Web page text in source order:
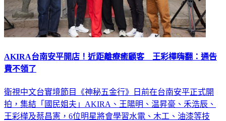
AKIRA台南安平開店！近距離療癒顧客 王彩樺嗨翻：通告
費不領了
衛視中文台實境節目《神秘五金行》日前在台南安平正式開
拍，集結「國民姐夫」AKIRA、王陽明、温昇豪、禾浩辰、
王彩樺及蔡昌憲，6位明星將會學習水電、木工、油漆等技